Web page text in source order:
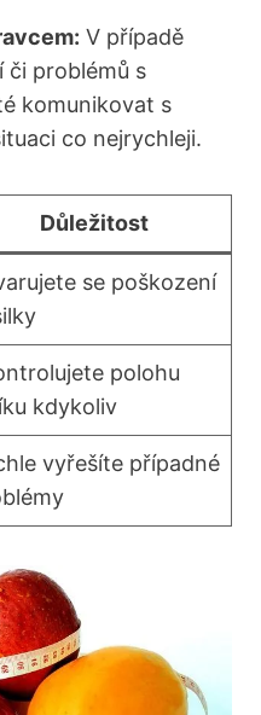
V případě
či⁢ problémů s
komunikovat‌ s
co nejrychleji.
Důležitost
se poškození
polohu
kdykoliv
vyřešíte případné